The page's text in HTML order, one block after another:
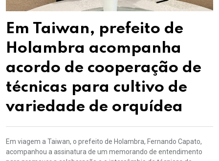
Em Taiwan, prefeito de
Holambra acompanha
acordo de cooperação de
técnicas para cultivo de
variedade de orquídea
Em viagem a Taiwan, o prefeito de Holambra, Fernando Capato,
acompanhou a assinatura de um memorando de entendimento